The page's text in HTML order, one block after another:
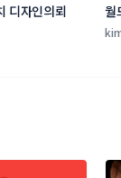
디자인의뢰
월
합